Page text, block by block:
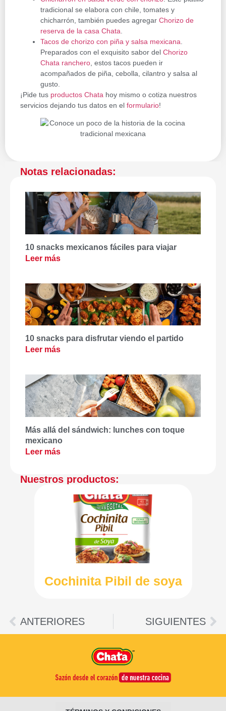
tradicional se elabora con chile, tomates y
chicharrón, también puedes agregar Chorizo de
reserva de la casa Chata
Tacos de chorizo con piña y salsa mexicana
Preparados con el exquisito sabor del Chorizo
Chata ranchero , estos tacos pueden ir
acompañados de piña, cebolla, cilantro y salsa al
gusto.
¡Pide tus productos Chata hoy mismo o cotiza nuestros
servicios dejando tus datos en el formulario!
Notas relacionadas:
10 snacks mexicanos fáciles para viajar
Leer más
10 snacks para disfrutar viendo el partido
Leer más
Más allá del sándwich: lunches con toque
mexicano
Leer más
Nuestros productos:
Cochinita Pibil de soya
ANTERIORES SIGUIENTES